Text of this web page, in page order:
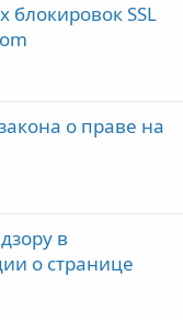
SSL
о праве на
в
о странице